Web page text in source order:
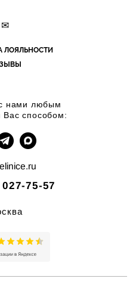
✉
ЛОЯЛЬНОСТИ
нами любым
способом:
75-57